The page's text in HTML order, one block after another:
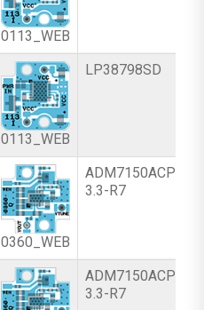
0113_WEB
0113_WEB
LP38798SD
0360_WEB
ADM7150ACPZ-
3.3-R7
ADM7150ACPZ-
3.3-R7